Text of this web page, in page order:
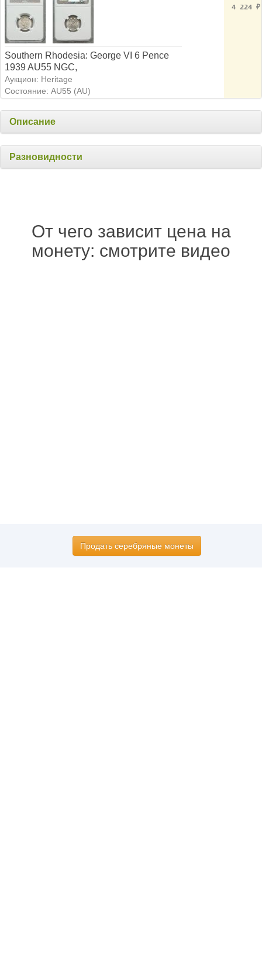
Southern Rhodesia: George VI 6 Pence
1939 AU55 NGC,
Аукцион: Heritage
Состояние: AU55 (AU)
4 224 ₽
Описание
Разновидности
От чего зависит цена на
монету: смотрите видео
Продать серебряные монеты